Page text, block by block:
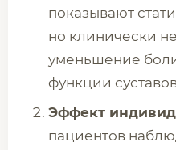
показывают
но клинически
уменьшение
функции
Эффект
пациентов